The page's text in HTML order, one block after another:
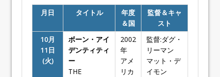
月日 タイトル
年度
＆国
監督＆キャ
スト
10月
11日
(火)
ボーン・アイ
デンティティ
ー
THE
2002
年
アメ
リカ
監督:ダグ・
リーマン
マット・デ
イモン